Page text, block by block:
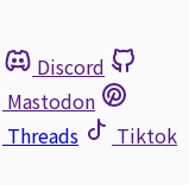
Discord
Mastodon
Threads
Tiktok